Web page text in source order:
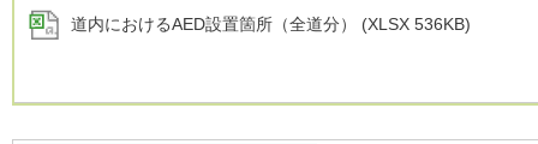
道内におけるAED設置箇所（全道分） (XLSX 536KB)